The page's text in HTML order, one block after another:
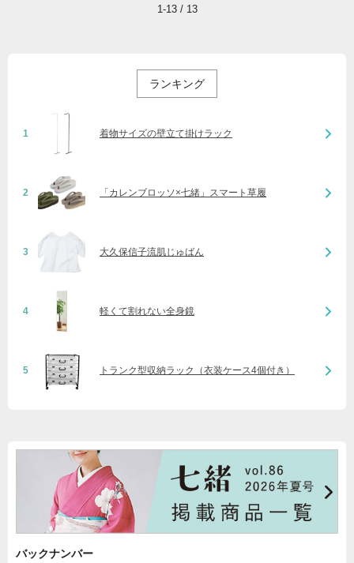
1-13 / 13
ランキング
1 着物サイズの壁立て掛けラック
2 「カレンブロッソ×七緒」スマート草履
3 大久保信子流肌じゅばん
4 軽くて割れない全身鏡
5 トランク型収納ラック（衣装ケース4個付き）
バックナンバー